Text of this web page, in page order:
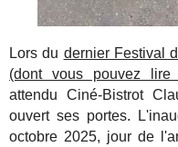
Lors du dernier Festival
(dont vous pouvez lire
attendu Ciné-Bistrot
ouvert ses portes.
octobre 2025, jour de